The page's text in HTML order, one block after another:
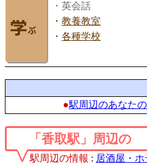
・英会話
・ 教養教室
・ 各種学校
●駅周辺のあなた
「香取駅」周辺の
駅周辺の情報 : 居酒屋・